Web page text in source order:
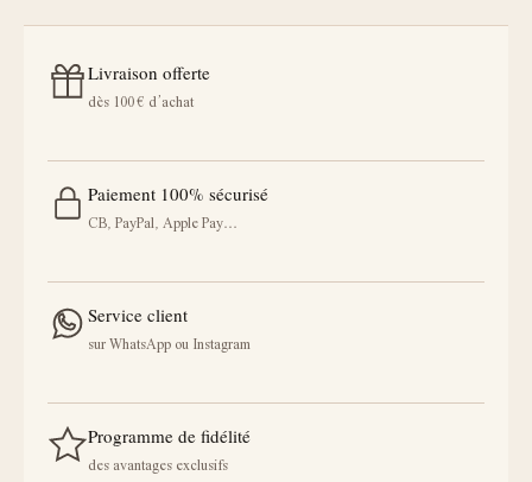
Livraison offerte
dès 100 € d’achat
Paiement 100% sécurisé
CB, PayPal, Apple Pay…
Service client
sur WhatsApp ou Instagram
Programme de fidélité
des avantages exclusifs